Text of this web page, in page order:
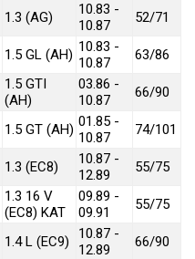
1.3 (AG)
10.83 -
10.87
52/71
1.5 GL (AH) 10.83 -
10.87
63/86
1.5 GTI
(AH)
03.86 -
10.87
66/90
1.5 GT (AH) 01.85 -
10.87
74/101
1.3 (EC8)
10.87 -
12.89
55/75
1.3 16 V
(EC8) KAT
09.89 -
09.91
55/75
1.4 L (EC9)
10.87 -
12.89
66/90